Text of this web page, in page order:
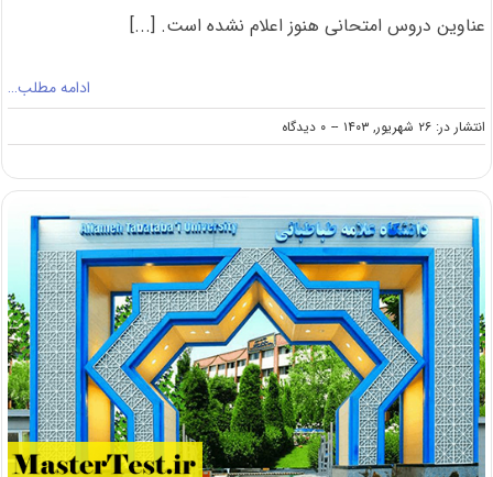
عناوین دروس امتحانی هنوز اعلام نشده است. [...]
ادامه مطلب…
انتشار در: ۲۶ شهریور, ۱۴۰۳ -- ۰ دیدگاه
on
تاخیر
سازمان
در
اعلام
عناوین
دروس
کنکور
ارشد
۱۴۰۴